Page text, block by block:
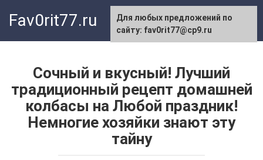
Fav0rit77.ru
Сочный и вкусный! Лучший
традиционный рецепт домашней
колбасы на Любой праздник!
Немногие хозяйки знают эту
тайну
Для любых предложений по
сайту: fav0rit77@cp9.ru